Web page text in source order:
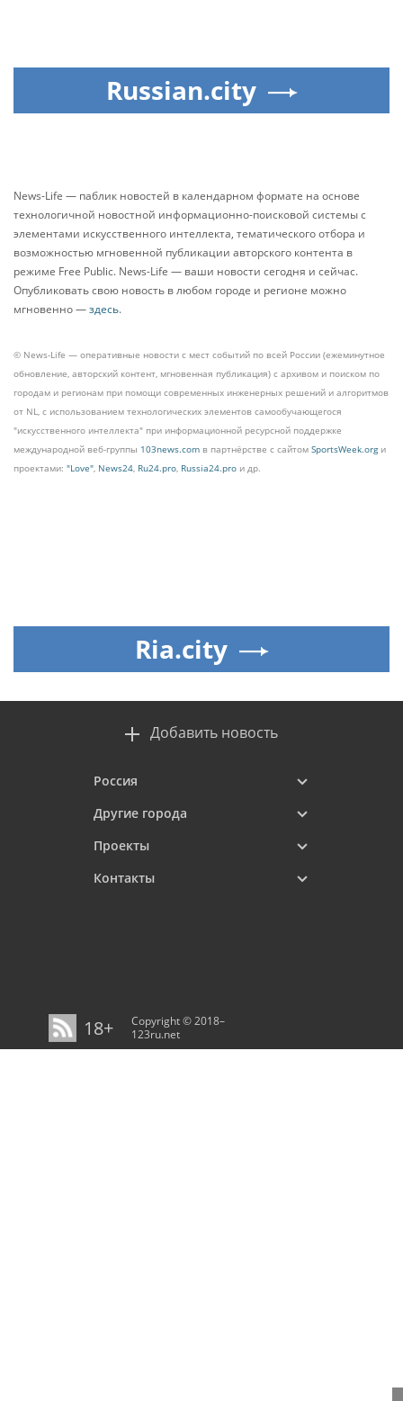
Russian.city
News-Life — паблик новостей в календарном формате на основе
технологичной новостной информационно-поисковой системы с
элементами искусственного интеллекта, тематического отбора и
возможностью мгновенной публикации авторского контента в
режиме Free Public. News-Life — ваши новости сегодня и сейчас.
Опубликовать свою новость в любом городе и регионе можно
мгновенно —здесь.
© News-Life — оперативные новости с мест событий по всей России (ежеминутное
обновление, авторский контент, мгновенная публикация) с архивом и поиском по
городам и регионам при помощи современных инженерных решений и алгоритмов
от NL, с использованием технологических элементов самообучающегося
"искусственного интеллекта" при информационной ресурсной поддержке
международной веб-группы 103news.com в партнёрстве с сайтом SportsWeek.orgи
проектами: "Love", News24, Ru24.pro, Russia24.pro и др.
Ria.city
Добавить новость
Россия
Другие города
Проекты
Контакты
18+
Copyright © 2018–
123ru.net